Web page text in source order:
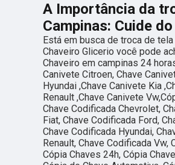
A Importância da
Campinas: Cuide
Está em busca de troca de
Chaveiro Glicerio você pode
Chaveiro em campinas 24
Canivete Citroen, Chave
Hyundai ,Chave Canivete Kia
Renault ,Chave Canivete
Chave Codificada Chevrolet,
Fiat, Chave Codificada Ford,
Chave Codificada Hyundai,
Renault, Chave Codificada Vw,
Cópia Chaves 24h, Cópia